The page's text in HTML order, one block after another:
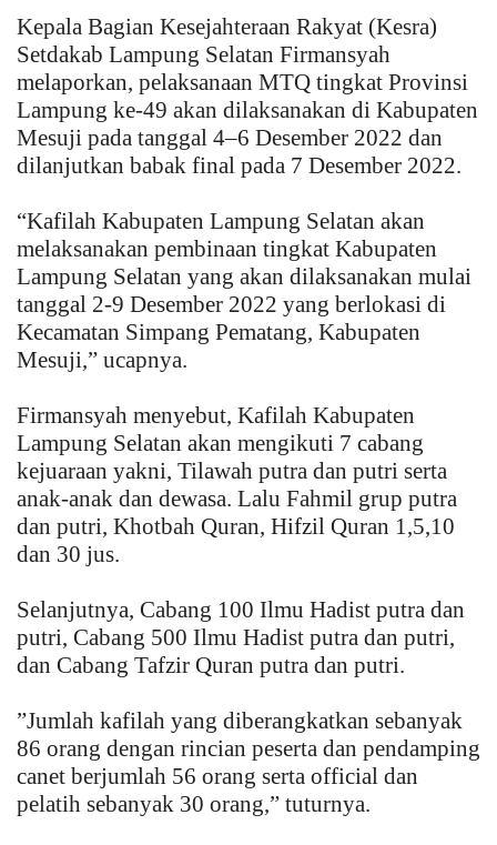
Kepala Bagian Kesejahteraan Rakyat (Kesra)
Setdakab Lampung Selatan Firmansyah
melaporkan, pelaksanaan MTQ tingkat Provinsi
Lampung ke-49 akan dilaksanakan di Kabupaten
Mesuji pada tanggal 4–6 Desember 2022 dan
dilanjutkan babak final pada 7 Desember 2022.
“Kafilah Kabupaten Lampung Selatan akan
melaksanakan pembinaan tingkat Kabupaten
Lampung Selatan yang akan dilaksanakan mulai
tanggal 2-9 Desember 2022 yang berlokasi di
Kecamatan Simpang Pematang, Kabupaten
Mesuji,” ucapnya.
Firmansyah menyebut, Kafilah Kabupaten
Lampung Selatan akan mengikuti 7 cabang
kejuaraan yakni, Tilawah putra dan putri serta
anak-anak dan dewasa. Lalu Fahmil grup putra
dan putri, Khotbah Quran, Hifzil Quran 1,5,10
dan 30 jus.
Selanjutnya, Cabang 100 Ilmu Hadist putra dan
putri, Cabang 500 Ilmu Hadist putra dan putri,
dan Cabang Tafzir Quran putra dan putri.
”Jumlah kafilah yang diberangkatkan sebanyak
86 orang dengan rincian peserta dan pendamping
canet berjumlah 56 orang serta official dan
pelatih sebanyak 30 orang,” tuturnya.